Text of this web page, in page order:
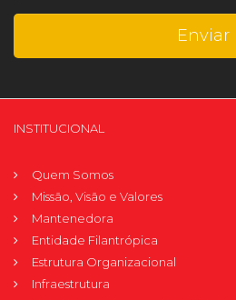
INSTITUCIONAL
Quem Somos
Missão, Visão e Valores
Mantenedora
Entidade Filantrópica
Estrutura Organizacional
Infraestrutura